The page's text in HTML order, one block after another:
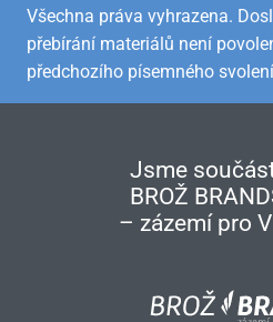
Všechna práva vyhrazena.
přebírání materiálů není
předchozího písemného
Jsme
BROŽ
– zázemí pro